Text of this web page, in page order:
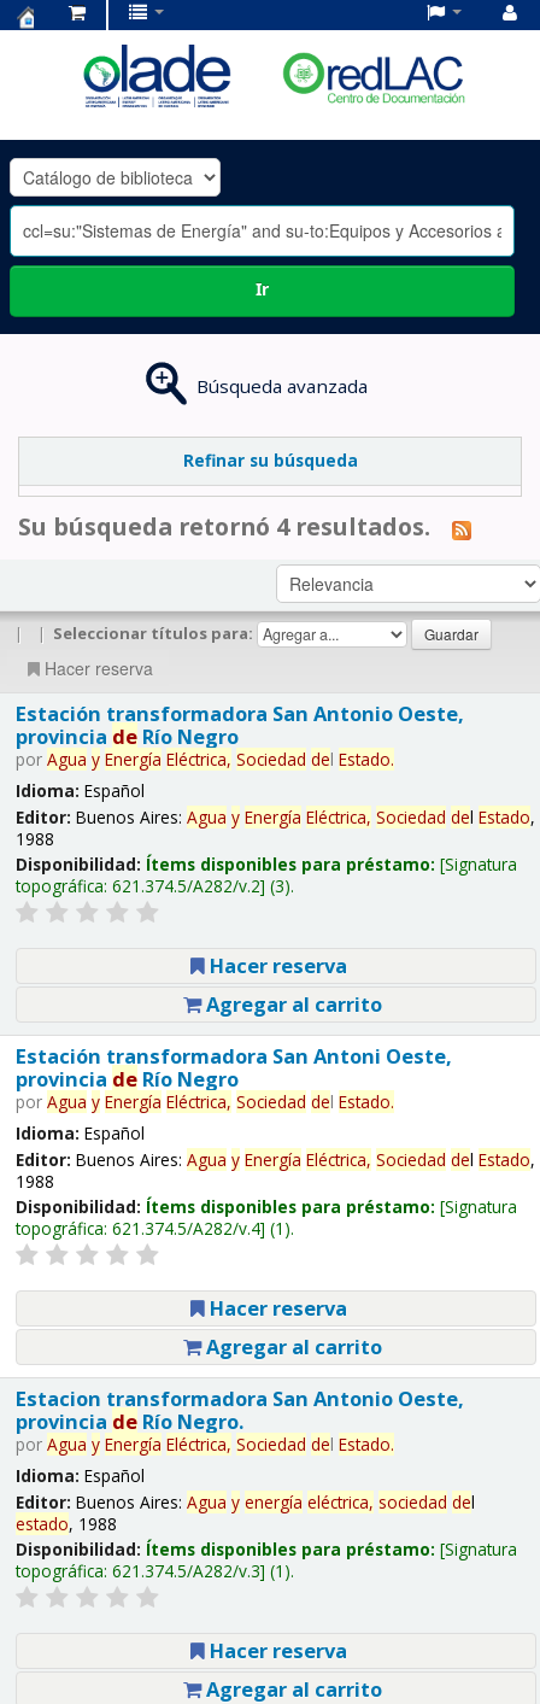
OLADE
-
Ir
Búsqueda avanzada
Refinar su búsqueda
Su búsqueda retornó 4 resultados.
| | Seleccionar títulos para:
Hacer reserva
Estación transformadora San Antonio Oeste,
provincia deRío Negro
por Agua y Energía Eléctrica, Sociedad del Estado.
Idioma: Español
Editor: Buenos Aires: Agua y Energía Eléctrica, Sociedad del Estado,
1988
Disponibilidad: Ítems disponibles para préstamo: Signatura
topográfica: 621.374.5/A282/v.2 (3).
Hacer reserva
Agregar al carrito
Estación transformadora San Antoni Oeste,
provincia deRío Negro
por Agua y Energía Eléctrica, Sociedad del Estado.
Idioma: Español
Editor: Buenos Aires: Agua y Energía Eléctrica, Sociedad del Estado,
1988
Disponibilidad: Ítems disponibles para préstamo: Signatura
topográfica: 621.374.5/A282/v.4 (1).
Hacer reserva
Agregar al carrito
Estacion transformadora San Antonio Oeste,
provincia deRío Negro.
por Agua y Energía Eléctrica, Sociedad del Estado.
Idioma: Español
Editor: Buenos Aires: Agua y energía eléctrica, sociedad del
estado, 1988
Disponibilidad: Ítems disponibles para préstamo: Signatura
topográfica: 621.374.5/A282/v.3 (1).
Hacer reserva
Agregar al carrito